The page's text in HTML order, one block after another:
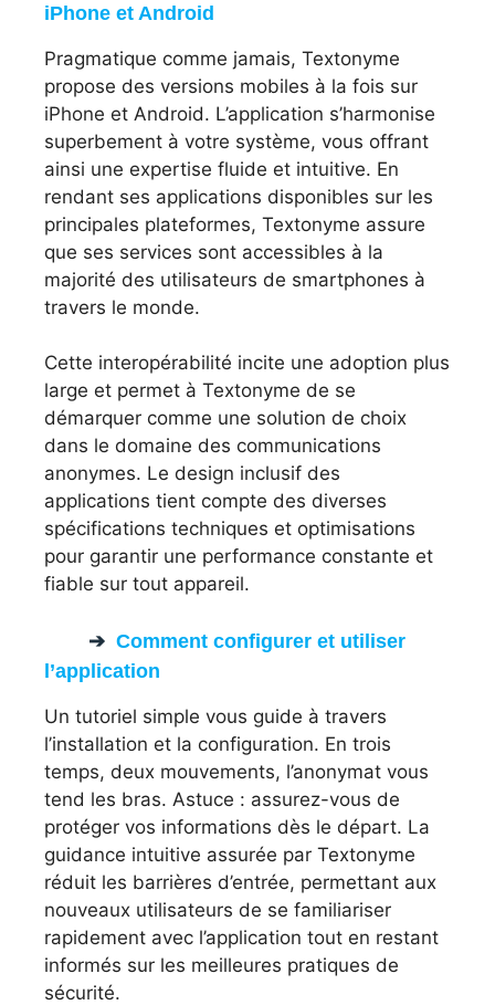
iPhone et Android
Pragmatique comme jamais, Textonyme
propose des versions mobiles à la fois sur
iPhone et Android. L’application s’harmonise
superbement à votre système, vous offrant
ainsi une expertise fluide et intuitive. En
rendant ses applications disponibles sur les
principales plateformes, Textonyme assure
que ses services sont accessibles à la
majorité des utilisateurs de smartphones à
travers le monde.
Cette interopérabilité incite une adoption plus
large et permet à Textonyme de se
démarquer comme une solution de choix
dans le domaine des communications
anonymes. Le design inclusif des
applications tient compte des diverses
spécifications techniques et optimisations
pour garantir une performance constante et
fiable sur tout appareil.
Comment configurer et utiliser
l’application
Un tutoriel simple vous guide à travers
l’installation et la configuration. En trois
temps, deux mouvements, l’anonymat vous
tend les bras. Astuce : assurez-vous de
protéger vos informations dès le départ. La
guidance intuitive assurée par Textonyme
réduit les barrières d’entrée, permettant aux
nouveaux utilisateurs de se familiariser
rapidement avec l’application tout en restant
informés sur les meilleures pratiques de
sécurité.